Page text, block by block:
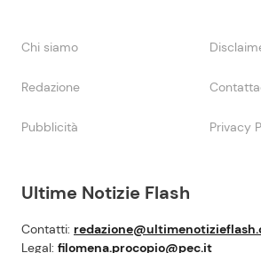
Ultime Notizie Flash
Contatti:
Legal: filomena.procopio@pec.it
Chi siamo
Redazione
Pubblicità Privacy